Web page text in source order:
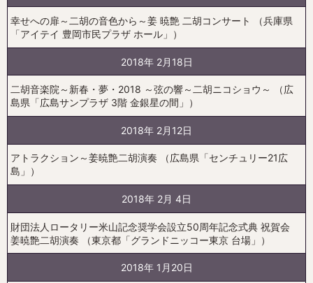
幸せへの扉～二胡の音色から～姜 暁艶 二胡コンサート （兵庫県
「アイテイ 豊岡市民プラザ ホール」）
2018年 2月18日
二胡音楽院～新春・夢・2018 ～弦の響～二胡ニコショウ～ （広
島県「広島サンプラザ 3階 金銀星の間」）
2018年 2月12日
アトラクション～姜暁艶二胡演奏 （広島県「センチュリー21広
島」）
2018年 2月 4日
財団法人ロータリー米山記念奨学会設立50周年記念式典 祝賀会
姜暁艶二胡演奏 （東京都「グランドニッコー東京 台場」）
2018年 1月20日